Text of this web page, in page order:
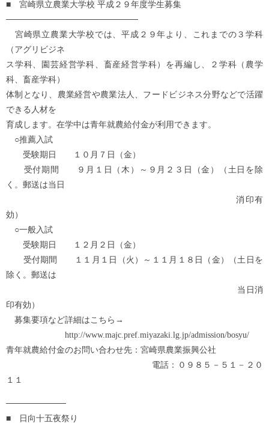
■ 宮崎県立農業大学校 平成２９年度学生募集
──────────────────────
宮崎県立農業大学校では、平成２９年より、これまでの３学科
（アグリビジネ
ス学科、園芸経営学科、畜産経営学科）を再編し、２学科（農学
科、畜産学科）
体制となり、農業経営や農業法人、フードビジネス分野などで活躍
できる人材を
育成します。在学中は青年就農給付金が利用できます。
○推薦入試
受験期日 １０月７日（金）
受付期間 ９月１日（木）～９月２３日（金）（土日を除
く。郵送は当日
消印有
効）
○一般入試
受験期日 １２月２日（金）
受付期間 １１月１日（火）～１１月１８日（金）（土日を
除く。郵送は
当日消
印有効）
募集要項など詳細はこちら→
http://www.majc.pref.miyazaki.lg.jp/admission/bosyu/
青年就農給付金のお問い合わせ先：宮崎県農業振興公社
電話：０９８５－５１－２０
１１
──────────
■ 日向十五夜祭り